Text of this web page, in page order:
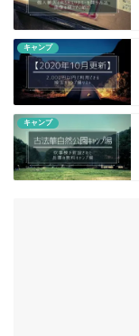
キャンプ
キャンプ